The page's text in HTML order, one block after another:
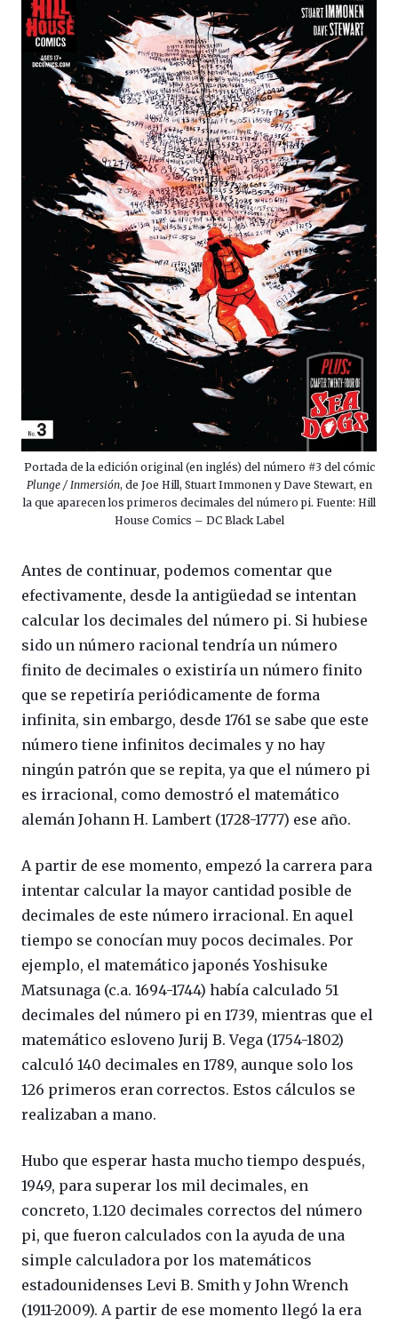
Portada de la edición original (en inglés) del número #3 del cómic
Plunge / Inmersión, de Joe Hill, Stuart Immonen y Dave Stewart, en
la que aparecen los primeros decimales del número pi. Fuente: Hill
House Comics – DC Black Label
Antes de continuar, podemos comentar que
efectivamente, desde la antigüedad se intentan
calcular los decimales del número pi. Si hubiese
sido un número racional tendría un número
finito de decimales o existiría un número finito
que se repetiría periódicamente de forma
infinita, sin embargo, desde 1761 se sabe que este
número tiene infinitos decimales y no hay
ningún patrón que se repita, ya que el número pi
es irracional, como demostró el matemático
alemán Johann H. Lambert (1728-1777) ese año.
A partir de ese momento, empezó la carrera para
intentar calcular la mayor cantidad posible de
decimales de este número irracional. En aquel
tiempo se conocían muy pocos decimales. Por
ejemplo, el matemático japonés Yoshisuke
Matsunaga (c.a. 1694-1744) había calculado 51
decimales del número pi en 1739, mientras que el
matemático esloveno Jurij B. Vega (1754-1802)
calculó 140 decimales en 1789, aunque solo los
126 primeros eran correctos. Estos cálculos se
realizaban a mano.
Hubo que esperar hasta mucho tiempo después,
1949, para superar los mil decimales, en
concreto, 1.120 decimales correctos del número
pi, que fueron calculados con la ayuda de una
simple calculadora por los matemáticos
estadounidenses Levi B. Smith y John Wrench
(1911-2009). A partir de ese momento llegó la era